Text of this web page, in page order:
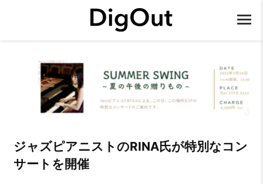
ジャズピアニストのRINA氏が特別なコン
サートを開催